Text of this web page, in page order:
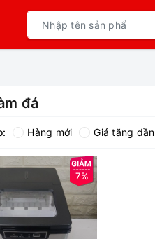
đá
Hàng mới Giá tăng dần
7%